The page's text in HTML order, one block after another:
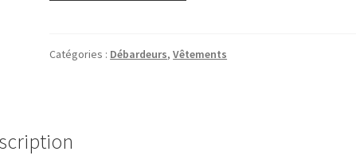
Catégories : Débardeurs,Vêtements